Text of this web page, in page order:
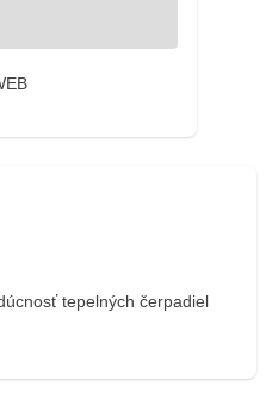
tepelných čerpadiel